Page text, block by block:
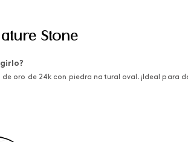
Stone
de oro de 24k con piedra natural oval. ¡Ideal para